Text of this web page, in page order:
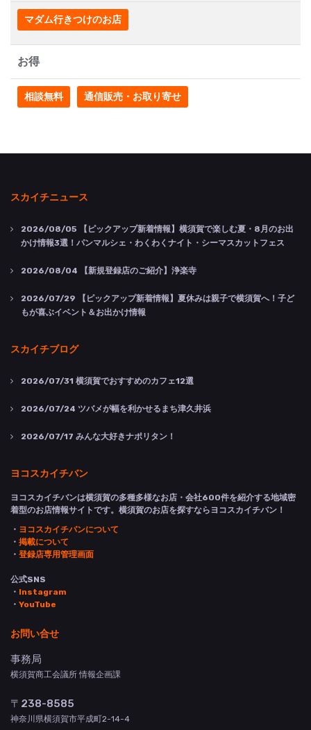
マダム行きつけのお店
お得
相談無料 通信販売・お取り寄せ
スカイチニュース
2026/08/05 【ピックアップ新着情報】横須賀で楽しむ夏・8月のお出
かけ情報3選！パンマルシェ・わくわくナイト・シーマスカットフェス
2026/08/04 【新規登録店のご紹介】浄楽寺
2026/07/29 【ピックアップ新着情報】夏休みは親子で横須賀へ！子ど
もが喜ぶイベント＆お出かけ情報
スカイチブログ
2026/07/31 横須賀でおすすめのカフェ12選
2026/07/24 ツバメが幅を利かせるまち津久井浜
2026/07/17 みんな大好きナポリタン！
ヨコスカイチバン
ヨコスカイチバンは横須賀の多種多様なお店・会社600件を紹介する地域密
着型のお店情報サイトです。横須賀のお店を探すならヨコスカイチバン！
・ ヨコスカイチバンについて
・ 掲載について
・ 登録店専用管理画面
公式SNS
・ Instagram
・ YouTube
お問い合せ
事務局
横須賀商工会議所 情報企画課
〒238-8585
神奈川県横須賀市平成町2-14-4